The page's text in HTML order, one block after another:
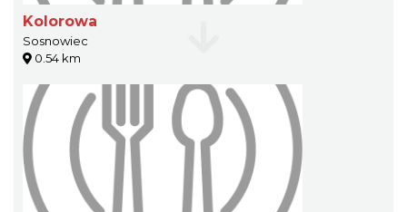
Kolorowa
Sosnowiec
0.54 km